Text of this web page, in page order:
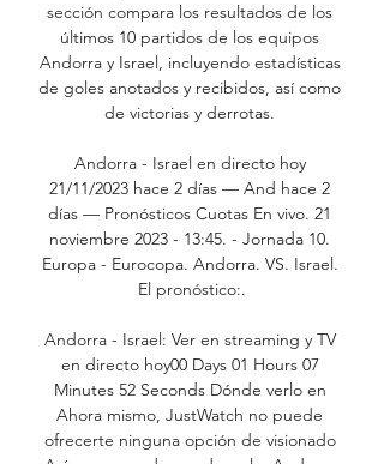
sección compara los resultados de los
últimos 10 partidos de los equipos
Andorra y Israel, incluyendo estadísticas
de goles anotados y recibidos, así como
de victorias y derrotas.
Andorra - Israel en directo hoy
21/11/2023 hace 2 días — And hace 2
días — Pronósticos Cuotas En vivo. 21
noviembre 2023 - 13:45. - Jornada 10.
Europa - Eurocopa. Andorra. VS. Israel.
El pronóstico:.
Andorra - Israel: Ver en streaming y TV
en directo hoy00 Days 01 Hours 07
Minutes 52 Seconds Dónde verlo en
Ahora mismo, JustWatch no puede
ofrecerte ninguna opción de visionado